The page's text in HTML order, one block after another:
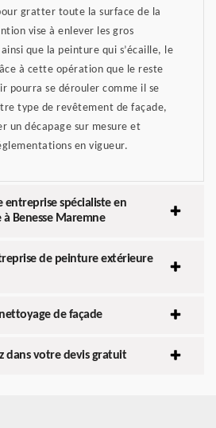
gratter toute la surface de la
vise à enlever les gros
que la peinture qui s’écaille, le
à cette opération que le reste
pourra se dérouler comme il se
type de revêtement de façade,
un décapage sur mesure et
en vigueur.
entreprise spécialiste en
Benesse Maremne
de peinture extérieure
de façade
dans votre devis gratuit